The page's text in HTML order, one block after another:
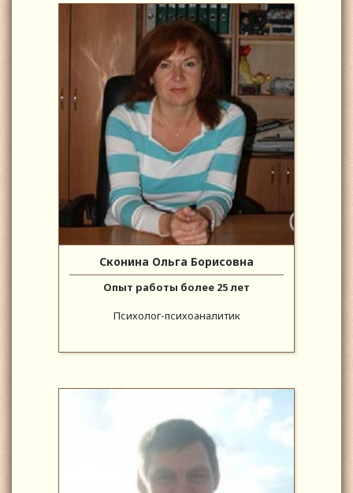
Сконина Ольга Борисовна
Опыт работы более 25 лет
Психолог-психоаналитик